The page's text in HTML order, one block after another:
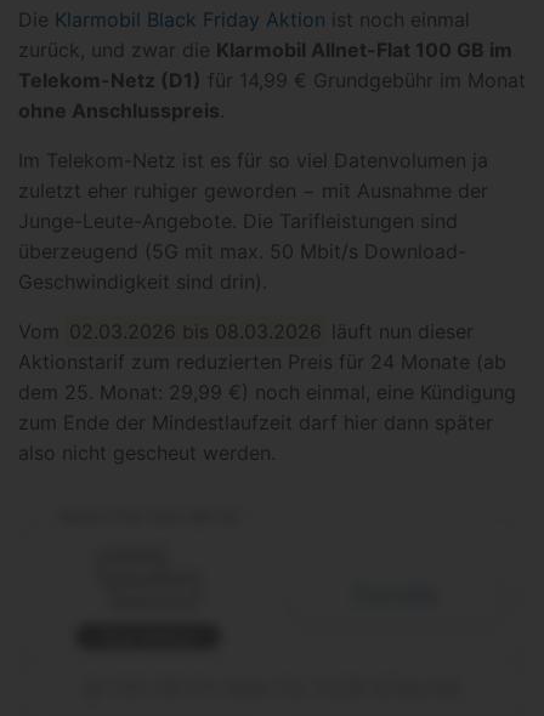
Die Klarmobil Black Friday Aktion ist noch einmal
zurück, und zwar die Klarmobil Allnet-Flat 100 GB im
Telekom-Netz (D1) für 14,99 € Grundgebühr im Monat
ohne Anschlusspreis.
Im Telekom-Netz ist es für so viel Datenvolumen ja
zuletzt eher ruhiger geworden − mit Ausnahme der
Junge-Leute-Angebote. Die Tarifleistungen sind
überzeugend (5G mit max. 50 Mbit/s Download-
Geschwindigkeit sind drin).
Vom 02.03.2026 bis 08.03.2026
läuft nun dieser
Aktionstarif zum reduzierten Preis für 24 Monate (ab
dem 25. Monat: 29,99 €) noch einmal, eine Kündigung
zum Ende der Mindestlaufzeit darf hier dann später
also nicht gescheut werden.